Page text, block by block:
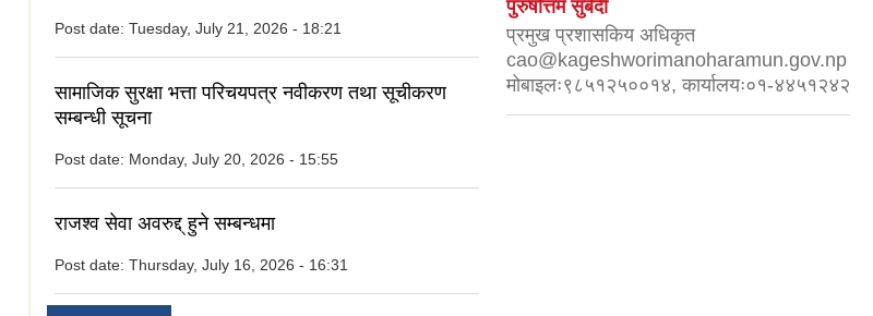
Post date: Tuesday, July 21, 2026 - 18:21
सामाजिक सुरक्षा भत्ता परिचयपत्र नवीकरण तथा सूचीकरण
सम्बन्धी सूचना
Post date: Monday, July 20, 2026 - 15:55
राजश्व सेवा अवरुद्द् हुने सम्बन्धमा
Post date: Thursday, July 16, 2026 - 16:31
पुरुषोत्तम सुबेदी
प्रमुख प्रशासकिय अधिकृत
cao@kageshworimanoharamun.gov.np
मोबाइलः९८५१२५००१४, कार्यालयः०१-४४५१२४२